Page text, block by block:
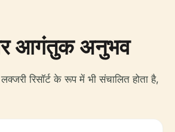
आगंतुक अनुभव
रिसॉर्ट के रूप में भी संचालित होता है,